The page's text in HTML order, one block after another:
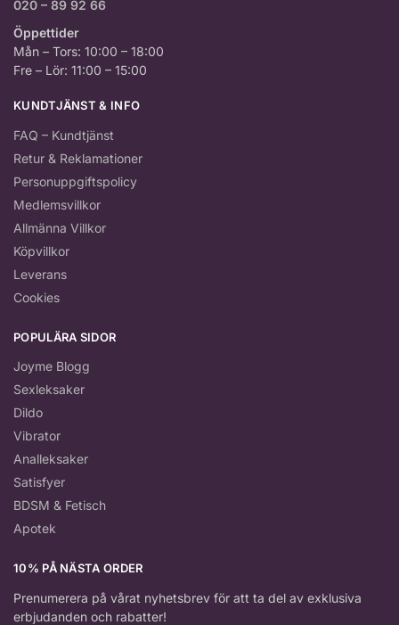
020 – 89 92 66
Öppettider
Mån – Tors: 10:00 – 18:00
Fre – Lör: 11:00 – 15:00
KUNDTJÄNST & INFO
FAQ – Kundtjänst
Retur & Reklamationer
Personuppgiftspolicy
Medlemsvillkor
Allmänna Villkor
Köpvillkor
Leverans
Cookies
POPULÄRA SIDOR
Joyme Blogg
Sexleksaker
Dildo
Vibrator
Analleksaker
Satisfyer
BDSM & Fetisch
Apotek
10% PÅ NÄSTA ORDER
Prenumerera på vårat nyhetsbrev för att ta del av exklusiva
erbjudanden och rabatter!